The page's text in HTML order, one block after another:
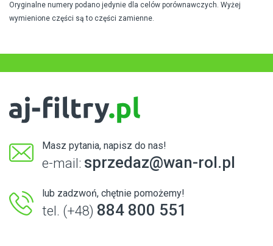
Oryginalne numery podano jedynie dla celów porównawczych. Wyżej
wymienione części są to części zamienne.
Masz pytania, napisz do nas!
e-mail: sprzedaz@wan-rol.pl
lub zadzwoń, chętnie pomożemy!
tel. (+48) 884 800 551